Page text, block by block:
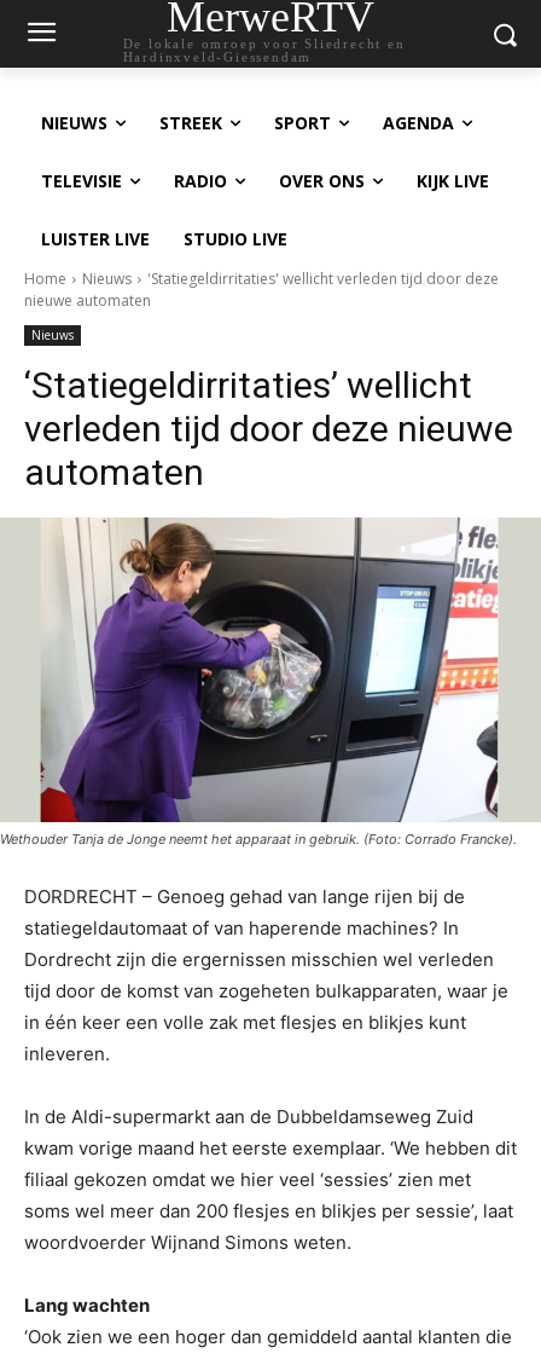
MerweRTV
De lokale omroep voor Sliedrecht en
Hardinxveld-Giessendam
NIEUWS STREEK SPORT AGENDA
TELEVISIE RADIO OVER ONS KIJK LIVE
LUISTER LIVE STUDIO LIVE
Home Nieuws
'Statiegeldirritaties' wellicht verleden tijd door deze
nieuwe automaten
Nieuws
‘Statiegeldirritaties’ wellicht
verleden tijd door deze nieuwe
automaten
Wethouder Tanja de Jonge neemt het apparaat in gebruik. (Foto: Corrado Francke).
DORDRECHT – Genoeg gehad van lange rijen bij de
statiegeldautomaat of van haperende machines? In
Dordrecht zijn die ergernissen misschien wel verleden
tijd door de komst van zogeheten bulkapparaten, waar je
in één keer een volle zak met flesjes en blikjes kunt
inleveren.
In de Aldi-supermarkt aan de Dubbeldamseweg Zuid
kwam vorige maand het eerste exemplaar. ‘We hebben dit
filiaal gekozen omdat we hier veel ‘sessies’ zien met
soms wel meer dan 200 flesjes en blikjes per sessie’, laat
woordvoerder Wijnand Simons weten.
Lang wachten
‘Ook zien we een hoger dan gemiddeld aantal klanten die